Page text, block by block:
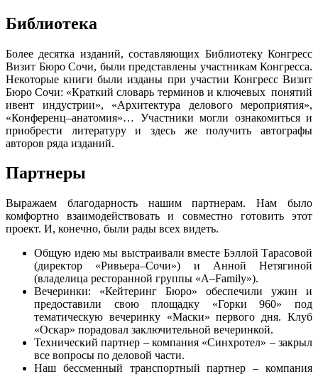
Библиотека
Более десятка изданий, составляющих Библиотеку Конгресс
Визит Бюро Сочи, были представлены участникам Конгресса.
Некоторые книги были изданы при участии Конгресс Визит
Бюро Сочи: «Краткий словарь терминов и ключевых понятий
ивент индустрии», «Архитектура делового мероприятия»,
«Конференц–анатомия»… Участники могли ознакомиться и
приобрести литературу и здесь же получить автографы
авторов ряда изданий.
Партнеры
Выражаем благодарность нашим партнерам. Нам было
комфортно взаимодействовать и совместно готовить этот
проект. И, конечно, были рады всех видеть.
Общую идею мы выстраивали вместе Бэллой Тарасовой
(директор «Ривьера–Сочи») и Анной Нетягиной
(владелица ресторанной группы «A–Family»).
Вечеринки: «Кейтеринг Бюро» обеспечили ужин и
предоставили свою площадку «Горки 960» под
тематическую вечеринку «Маски» первого дня. Клуб
«Оскар» порадовал заключительной вечеринкой.
Технический партнер – компания «Синхротел» – закрыл
все вопросы по деловой части.
Наш бессменный транспортный партнер – компания